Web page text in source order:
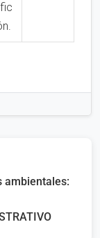
ambientales: